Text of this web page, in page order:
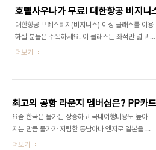
네요라는 말을 종종 듣게되어버렸네요. 급하게 인테
리어를 공부했지만 하나에 빠지면 엄청 파고드는 성
격덕분인지 시간이 갈 수록 나의 인테리어에 대한 정
보치가 올라가고 있다. 이 포스팅은 지금까지 내가 한
것을 정리할겸 또 인테리어를 하실분들에게 도움이
제일 크게 자리잡는건 아마 견적이지 않을까 싶다. 그
봐야하는지에대..
대한항공 프레스티지(비지니스) 이상 클래스를 이용
하실 분들은 주목하세요. 이 클래스는 좌석만 넓고 라
운지만 무료로 이용하는게 아닙니다. 공항 출발부터
라우닞 2. 기내 서비스 -웰컴드링크-최고급 기내식
과 프리미엄와인 -프리미엄 편의용품 제공(아틀리에
코롱) 3. 하늘 위 꿈의 라운지-A380 기종만 적용되
며, 일등석과 프레스티지석 고객을 위한 전용 BAR
및 라운지입니다. 4. 도착 후 서비스 1) 프리미엄 어
더보기
요즘 한국은 물가는 상승하고 국내여행비용도 높아
지는 만큼 물가가 저렴한 동남아나 엔저로 일본을 많
이 가시는 추세인 듯 싶습니다. 이제는 똑똑한 소비자
더보기